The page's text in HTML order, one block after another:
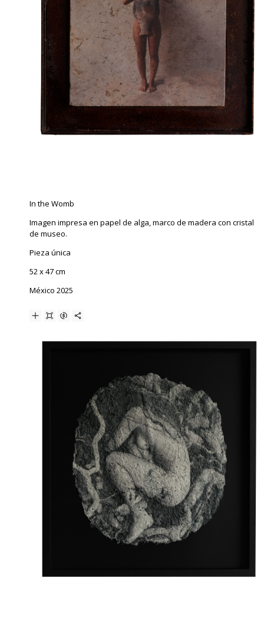
In the Womb
Imagen impresa en papel de alga, marco de madera con cristal
de museo.
Pieza única
52 x 47 cm
México 2025